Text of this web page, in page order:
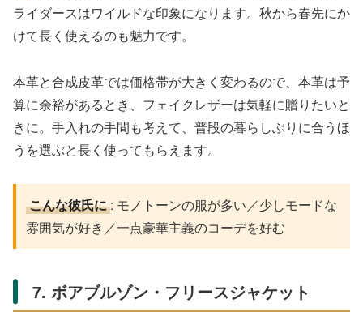
ライダースはワイルドな印象になります。秋から春先にか
けて長く使えるのも魅力です。
本革と合成皮革では価格帯が大きく変わるので、本革は予
算に余裕があるとき、フェイクレザーは気軽に贈りたいと
きに。手入れの手間も考えて、普段の暮らしぶりに合うほ
うを選ぶと長く使ってもらえます。
こんな彼氏に : モノトーンの服が多い／少しモードな
雰囲気が好き／一点豪華主義のコーデを好む
7. ボアブルゾン・フリースジャケット